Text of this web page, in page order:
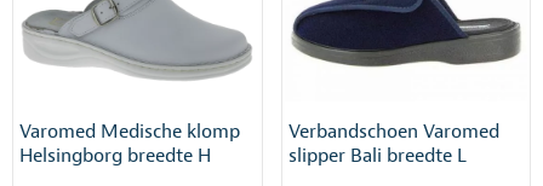
Deze
optie
kan
op
de
variaties.
Deze
optie
worden
op
Varomed Medische klomp
Helsingborg breedte H
Verbandschoen Varomed
slipper Bali breedte L